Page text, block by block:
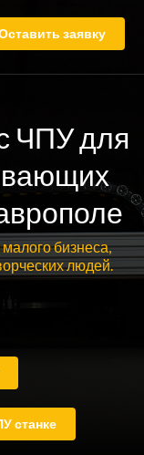
заявку
ЧПУ для
бизнеса,
людей.
станке